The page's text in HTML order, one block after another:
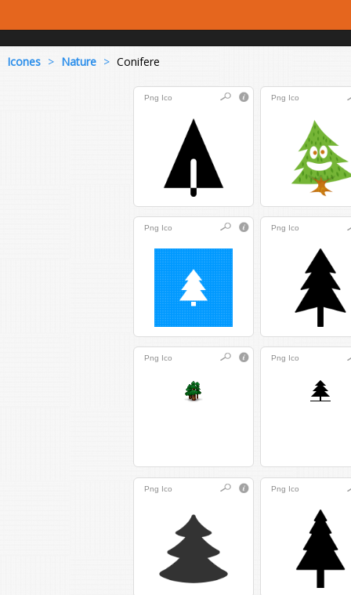
Icones > Nature > Conifere
Png Ico Png Ico
Png Ico Png Ico
Png Ico Png Ico
Png Ico Png Ico